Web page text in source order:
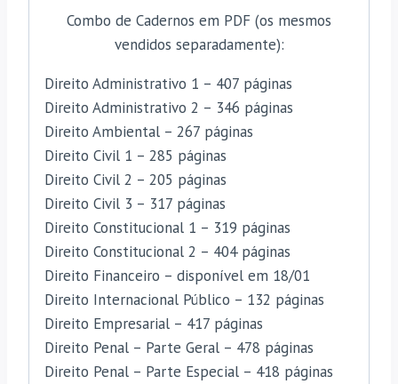
Combo de Cadernos em PDF (os mesmos
vendidos separadamente):
Direito Administrativo 1 – 407 páginas
Direito Administrativo 2 – 346 páginas
Direito Ambiental – 267 páginas
Direito Civil 1 – 285 páginas
Direito Civil 2 – 205 páginas
Direito Civil 3 – 317 páginas
Direito Constitucional 1 – 319 páginas
Direito Constitucional 2 – 404 páginas
Direito Financeiro – disponível em 18/01
Direito Internacional Público – 132 páginas
Direito Empresarial – 417 páginas
Direito Penal – Parte Geral – 478 páginas
Direito Penal – Parte Especial – 418 páginas